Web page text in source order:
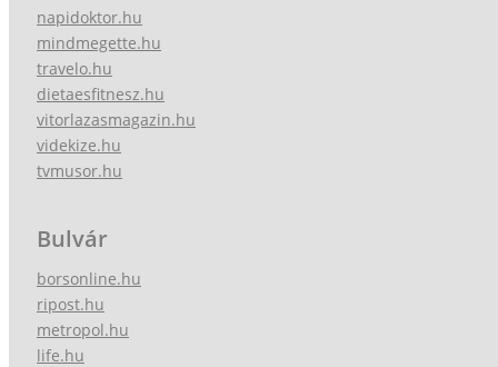
napidoktor.hu
mindmegette.hu
travelo.hu
dietaesfitnesz.hu
vitorlazasmagazin.hu
videkize.hu
tvmusor.hu
Bulvár
borsonline.hu
ripost.hu
metropol.hu
life.hu